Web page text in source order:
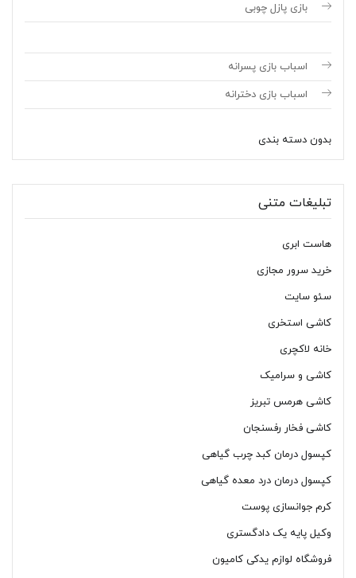
بازی پازل چوبی
اسباب بازی پسرانه
اسباب بازی دخترانه
بدون دسته بندی
تبلیغات متنی
هاست ابری
خرید سرور مجازی
سئو سایت
کاشی استخری
خانه لاکچری
کاشی و سرامیک
کاشی هرمس تبریز
کاشی فخار رفسنجان
کپسول درمان کبد چرب گیاهی
کپسول درمان درد معده گیاهی
کرم جوانسازی پوست
وکیل پایه یک دادگستری
فروشگاه لوازم یدکی کامیون